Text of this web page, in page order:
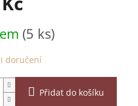
(5 ks)
doručení
Přidat do košíku